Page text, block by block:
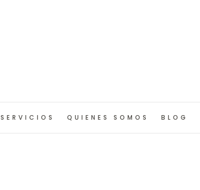
SERVICIOS QUIENES SOMOS BLOG